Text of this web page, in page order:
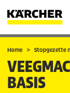
Verlanglijstje
Home Stopgezette
BASIS